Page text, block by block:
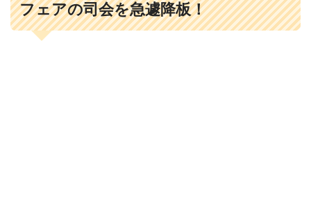
フェアの司会を急遽降板！